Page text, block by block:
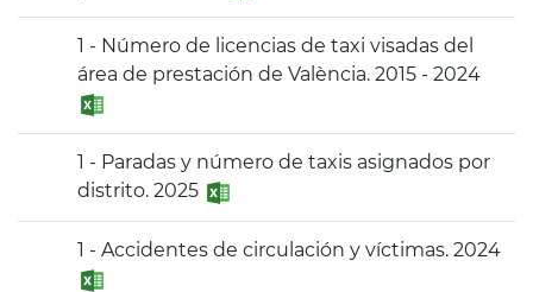
1 - Número de licencias de taxi visadas del
área de prestación de València. 2015 - 2024
1 - Paradas y número de taxis asignados por
distrito. 2025
1 - Accidentes de circulación y víctimas. 2024